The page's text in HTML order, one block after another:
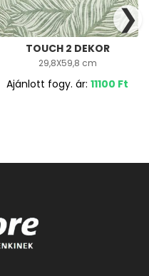
TOUCH 2 DEKOR
29,8X59,8 cm
Ajánlott fogy. ár: 11100 Ft
❯